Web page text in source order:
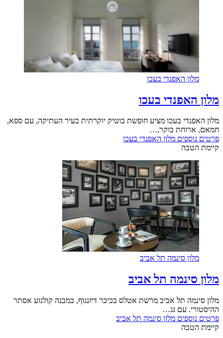
מלון האפנדי בעכו
מלון האפנדי בעכו
מלון האפנדי בעכו מציע חופשת בוטיק יוקרתית בעיר העתיקה, עם ספא,
חמאם, ארוחת בוקר,…
פרטים נוספים מלון האפנדי בעכו
קיימת הטבה
מלון סינמה תל אביב
מלון סינמה תל אביב
מלון סינמה תל אביב מרשת אטלס בכיכר דיזנגוף, במבנה קולנוע אסתר
ההיסטורי. עם גג…
פרטים נוספים מלון סינמה תל אביב
קיימת הטבה